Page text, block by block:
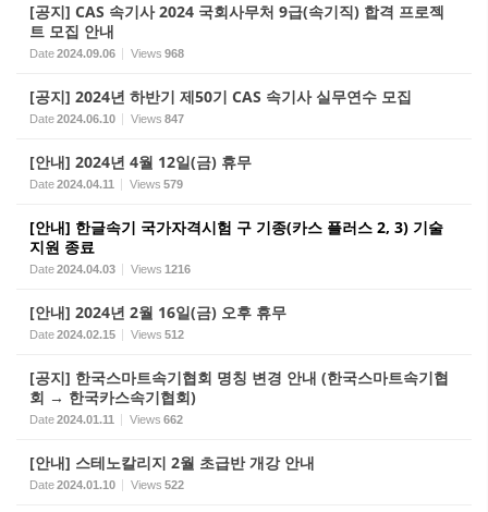
[공지] CAS 속기사 2024 국회사무처 9급(속기직) 합격 프로젝
트 모집 안내
Date2024.09.06 Views 968
[공지] 2024년 하반기 제50기 CAS 속기사 실무연수 모집
Date2024.06.10 Views 847
[안내] 2024년 4월 12일(금) 휴무
Date2024.04.11 Views 579
[안내] 한글속기 국가자격시험 구 기종(카스 플러스 2, 3) 기술
지원 종료
Date2024.04.03 Views 1216
[안내] 2024년 2월 16일(금) 오후 휴무
Date2024.02.15 Views 512
[공지] 한국스마트속기협회 명칭 변경 안내 (한국스마트속기협
회 → 한국카스속기협회)
Date2024.01.11 Views 662
[안내] 스테노칼리지 2월 초급반 개강 안내
Date2024.01.10 Views 522